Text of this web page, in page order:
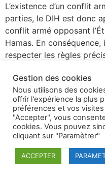
L’existence d’un conflit
parties, le DIH est donc
conflit armé opposant
Hamas. En
respecter les règles
comme les prisonniers
personnel humanitaire,
biens protégés à savoir
hôpitaux ou les écoles
générale, les principes
faisant partie de la
tendant les Conventions
les Protocoles
Gestion des cookies
Nous utilisons des
offrir l'expérience la plus
préférences et vos
"Accepter", vous
cookies. Vous pouvez
cliquant sur "Paramètrer"
ACCEPTER